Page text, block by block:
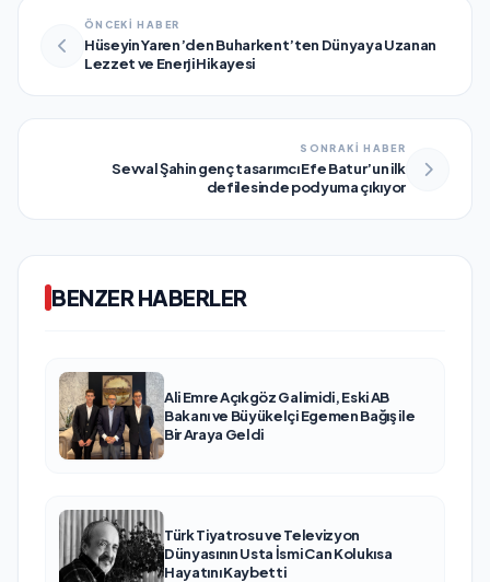
ÖNCEKİ HABER
Hüseyin Yaren’den Buharkent’ten Dünyaya Uzanan
Lezzet ve Enerji Hikayesi
SONRAKİ HABER
Sevval Şahin genç tasarımcı Efe Batur’un ilk
defilesinde podyuma çıkıyor
BENZER HABERLER
Ali Emre Açıkgöz Galimidi, Eski AB
Bakanı ve Büyükelçi Egemen Bağış ile
Bir Araya Geldi
Türk Tiyatrosu ve Televizyon
Dünyasının Usta İsmi Can Kolukısa
Hayatını Kaybetti